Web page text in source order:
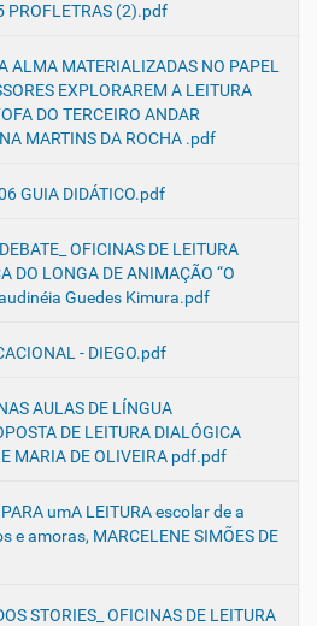
PROFLETRAS (2).pdf
ALMA MATERIALIZADAS NO PAPEL
EXPLORAREM A LEITURA
DO TERCEIRO ANDAR
MARTINS DA ROCHA .pdf
GUIA DIDÁTICO.pdf
OFICINAS DE LEITURA
DO LONGA DE ANIMAÇÃO “O
Guedes Kimura.pdf
- DIEGO.pdf
AULAS DE LÍNGUA
DE LEITURA DIALÓGICA
MARIA DE OLIVEIRA pdf.pdf
umA LEITURA escolar de a
e amoras, MARCELENE SIMÕES DE
STORIES_ OFICINAS DE LEITURA